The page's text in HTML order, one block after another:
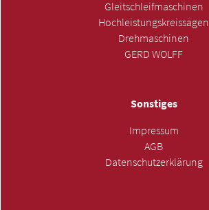
Gleitschleifmaschinen
Hochleistungskreissägen
Drehmaschinen
GERD WOLFF
Sonstiges
Impressum
AGB
Datenschutzerklärung